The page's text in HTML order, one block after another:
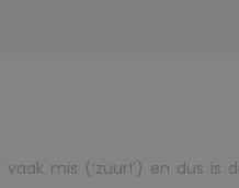
mis (‘zuur!’) en dus is